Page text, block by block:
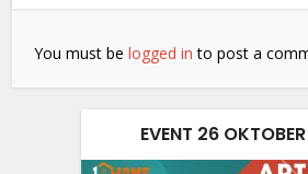
You must belogged in to post a
EVENT 26